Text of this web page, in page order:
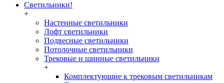
Светильники!
+
Настенные светильники
Лофт светильники
Подвесные светильники
Потолочные светильники
Трековые и шинные светильники
+
Комплектующие к трековым светильникам